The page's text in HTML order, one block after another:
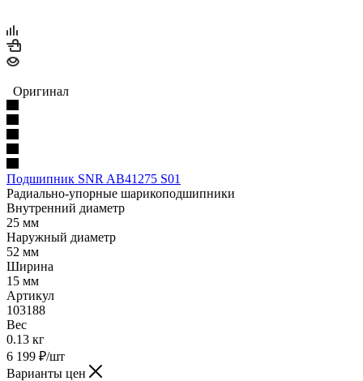
Оригинал
Подшипник SNR AB41275 S01
Радиально-упорные шарикоподшипники
Внутренний диаметр
25 мм
Наружный диаметр
52 мм
Ширина
15 мм
Артикул
103188
Вес
0.13 кг
6 199 ₽/шт
Варианты цен